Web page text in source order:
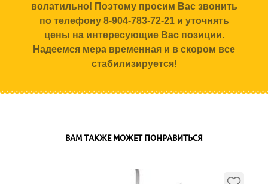
волатильно! Поэтому просим Вас звонить
по телефону 8-904-783-72-21 и уточнять
цены на интересующие Вас позиции.
Надеемся мера временная и в скором все
стабилизируется!
ВАМ ТАКЖЕ МОЖЕТ ПОНРАВИТЬСЯ